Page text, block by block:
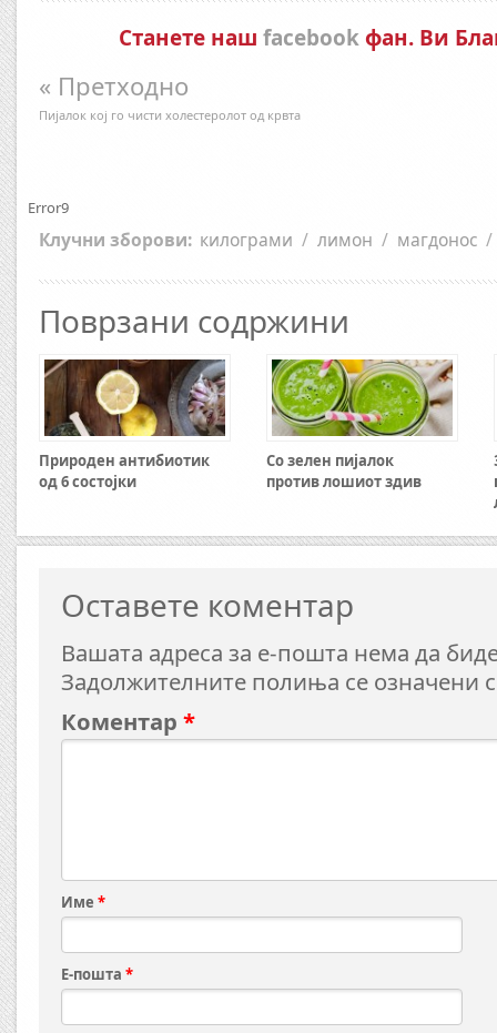
Станете наш facebookфан. Ви
« Претходно
Пијалок кој го чисти холестеролот од крвта
Error9
Клучни зборови: килограми / лимон / магдонос /
Поврзани содржини
Природен антибиотик
од 6 состојки
Со зелен пијалок
против лошиот здив
Оставете коментар
Вашата адреса за е-пошта нема да
Задолжителните полиња се означени
Коментар *
Име *
Е-пошта *